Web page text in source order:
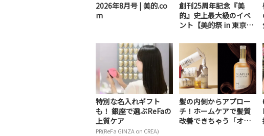
2026年8月号 | 美的.co
m
創刊25周年記念『美
的』史上最大級のイベ
ント【美的祭 in 東京ミ
特別な名入れギフト
も！ 銀座で選ぶReFaの
上質ケア
PR(ReFa GINZA on CREA)
髪の内側からアプロー
チ！ホームケアで髪質
改善できちゃう「オラ